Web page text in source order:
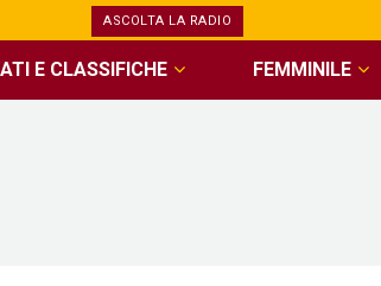
ASCOLTA LA RADIO
E CLASSIFICHE FEMMINILE